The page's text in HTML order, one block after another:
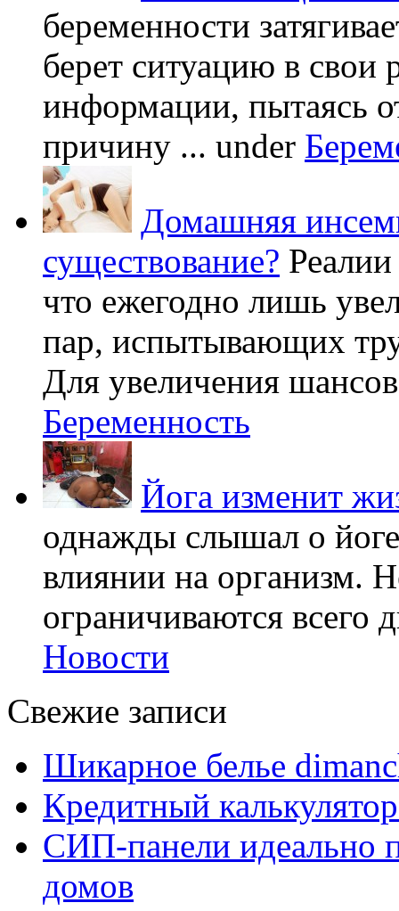
беременности
берет ситуацию в свои
информации, пытаясь
причину ... under
Домашняя
существование?
что ежегодно лишь
пар, испытывающих
Для увеличения
Беременность
Йога изменит
однажды слышал о
влиянии на организм.
ограничиваются всего
Новости
Свежие записи
Шикарное белье
Кредитный
СИП-панели идеально
домов